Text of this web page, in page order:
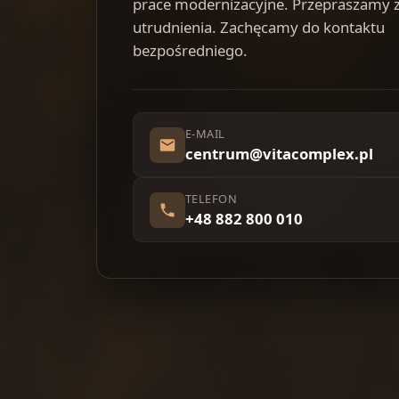
utrudnienia. Zachęcamy do kontaktu
bezpośredniego.
E-MAIL
centrum@vitacomplex.pl
TELEFON
+48 882 800 010